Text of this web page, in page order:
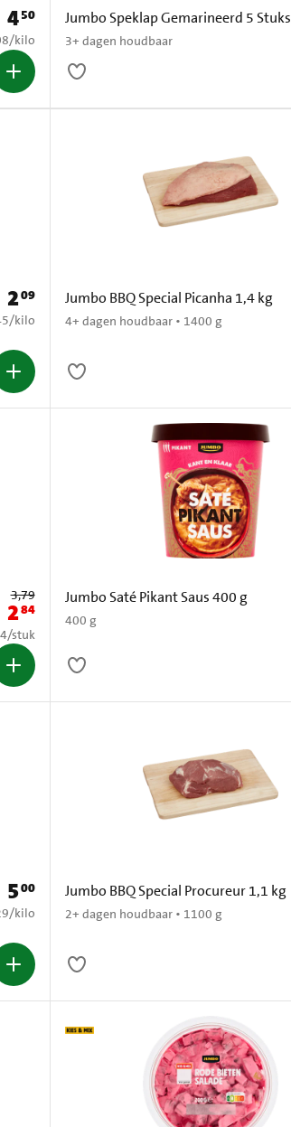
Prijs: € 4,50
450
per kilo
/kilo
Jumbo Speklap Gemarineerd 5 Stuks
3+ dagen houdbaar
Prijs: € 2,09
209
per kilo
/kilo
Jumbo BBQ Special Picanha 1,4 kg
4+ dagen houdbaar • 1400 g
prijs: € 3,79
3,79
Nieuwe prijs: € 2,84
284
per stuk
/stuk
Jumbo Saté Pikant Saus 400 g
400 g
Prijs: € 5,00
500
per kilo
/kilo
Jumbo BBQ Special Procureur 1,1 kg
2+ dagen houdbaar • 1100 g